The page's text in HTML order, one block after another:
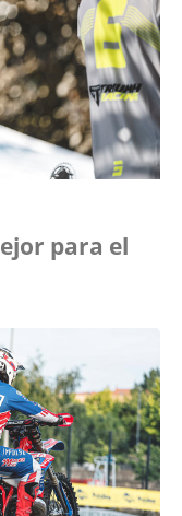
para el